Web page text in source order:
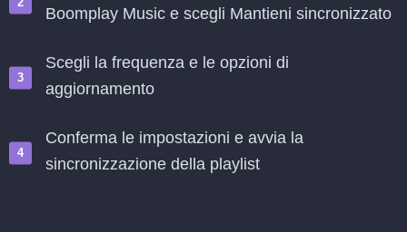
Boomplay Music e scegli Mantieni sincronizzato
Scegli la frequenza e le opzioni di
aggiornamento
Conferma le impostazioni e avvia la
sincronizzazione della playlist